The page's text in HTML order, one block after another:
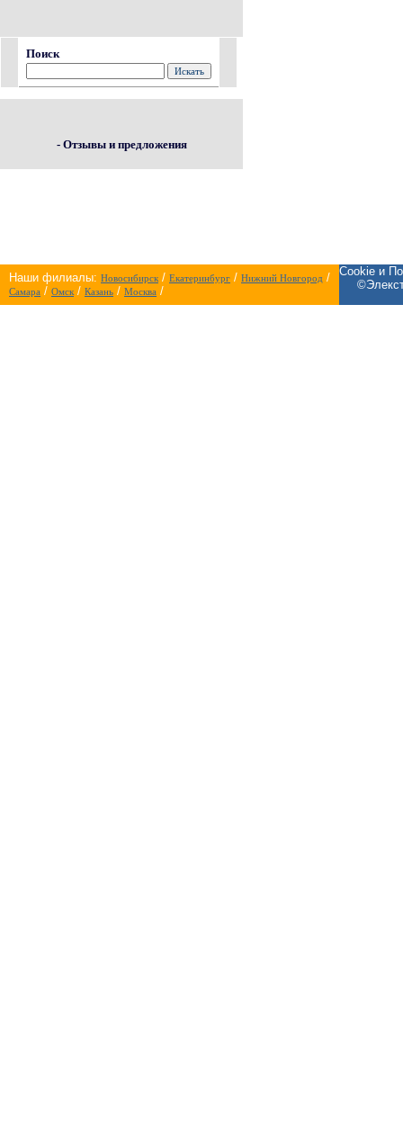
Поиск
- Отзывы и предложения
Наши филиалы: Новосибирск/ Екатеринбург / Нижний Новгород /
Самара / Омск/ Казань / Москва /
Cookie и